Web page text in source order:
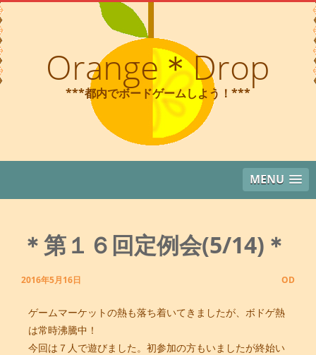
コ
ン
テ
ン
ツ
Orange＊Drop
***都内でボードゲームしよう！***
MENU
＊第１６回定例会(5/14)＊
2016年5月16日 OD
ゲームマーケットの熱も落ち着いてきましたが、ボドゲ熱
は常時沸騰中！
今回は７人で遊びました。初参加の方もいましたが終始い